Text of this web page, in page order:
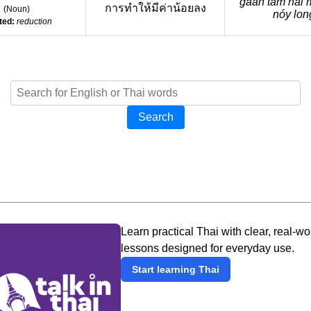
(Noun)
reduction
การทำให้มีค่าน้อยลง
nóy
Search
Learn practical Thai with clear, real-
lessons designed for everyday use.
Start learning Thai